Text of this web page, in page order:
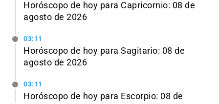
Horóscopo de hoy para Capricornio: 08 de
agosto de 2026
03:11
Horóscopo de hoy para Sagitario: 08 de
agosto de 2026
03:11
Horóscopo de hoy para Escorpio: 08 de